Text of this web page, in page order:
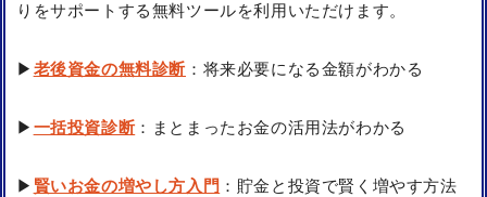
りをサポートする無料ツールを利用いただけます。
▶ 老後資金の無料診断 ：将来必要になる金額がわかる
▶ 一括投資診断：まとまったお金の活用法がわかる
▶ 賢いお金の増やし方入門 ：貯金と投資で賢く増やす方法